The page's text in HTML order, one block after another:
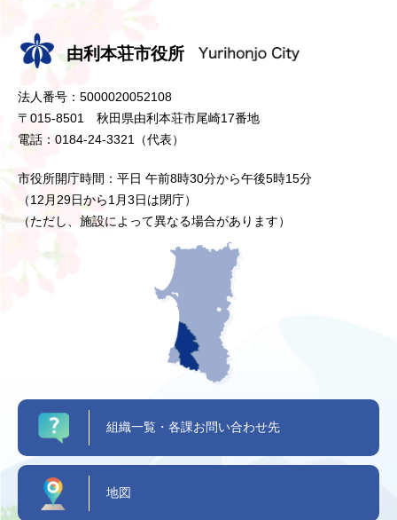
由利本荘市役所
法人番号：5000020052108
〒015-8501 秋田県由利本荘市尾崎17番地
電話：0184-24-3321（代表）
市役所開庁時間：平日 午前8時30分から午後5時15分
（12月29日から1月3日は閉庁）
（ただし、施設によって異なる場合があります）
組織一覧・各課お問い合わせ先
地図